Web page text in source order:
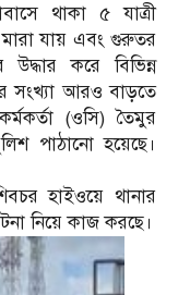
থাকা ৫ যাত্রী
যায় এবং গুরুতর
করে বিভিন্ন
সংখ্যা আরও বাড়তে
(ওসি) তৈমুর
পাঠানো হয়েছে।
হাইওয়ে থানার
নিয়ে কাজ করছে।